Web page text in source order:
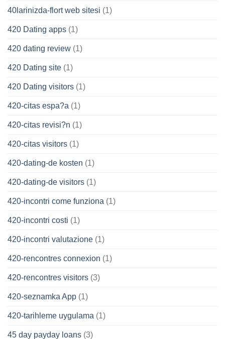
40larinizda-flort web sitesi (1)
420 Dating apps (1)
420 dating review (1)
420 Dating site (1)
420 Dating visitors (1)
420-citas espa?a (1)
420-citas revisi?n (1)
420-citas visitors (1)
420-dating-de kosten (1)
420-dating-de visitors (1)
420-incontri come funziona (1)
420-incontri costi (1)
420-incontri valutazione (1)
420-rencontres connexion (1)
420-rencontres visitors (3)
420-seznamka App (1)
420-tarihleme uygulama (1)
45 day payday loans (3)